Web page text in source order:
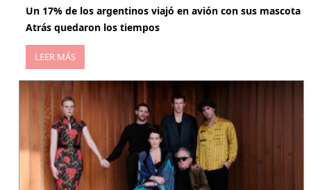
Un 17% de los argentinos viajó en avión con sus mascota
Atrás quedaron los tiempos
LEER MÁS